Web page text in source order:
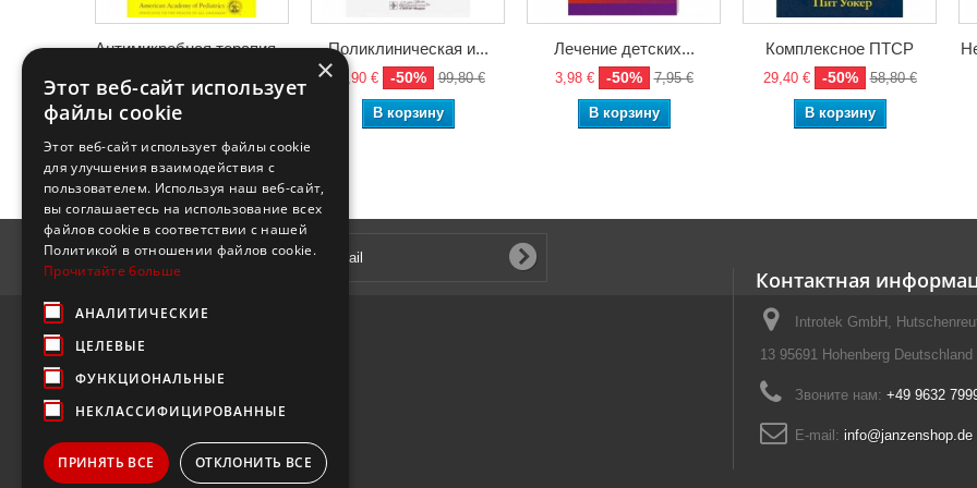
Антимикробная терапия...
23,40 €
В корзину
Поликлиническая и...
49,90 € -50% 99,80 €
В корзину
Лечение детских...
3,98 € -50% 7,95 €
В корзину
Комплексное ПТСР
29,40 € -50% 58,80 €
В корзину
Рассылка
Контактная
Introtek GmbH,
13 95691 Hohenberg Deutschland
Звоните нам: +49 9632
E-mail: info@janzenshop.de
×
Этот веб-сайт использует
файлы cookie
Этот веб-сайт использует файлы cookie
для улучшения взаимодействия с
пользователем. Используя наш веб-сайт,
вы соглашаетесь на использование всех
файлов cookie в соответствии с нашей
Политикой в ​​отношении файлов cookie.
Прочитайте больше
АНАЛИТИЧЕСКИЕ
ЦЕЛЕВЫЕ
ФУНКЦИОНАЛЬНЫЕ
НЕКЛАССИФИЦИРОВАННЫЕ
ПРИНЯТЬ ВСЕ ОТКЛОНИТЬ ВСЕ